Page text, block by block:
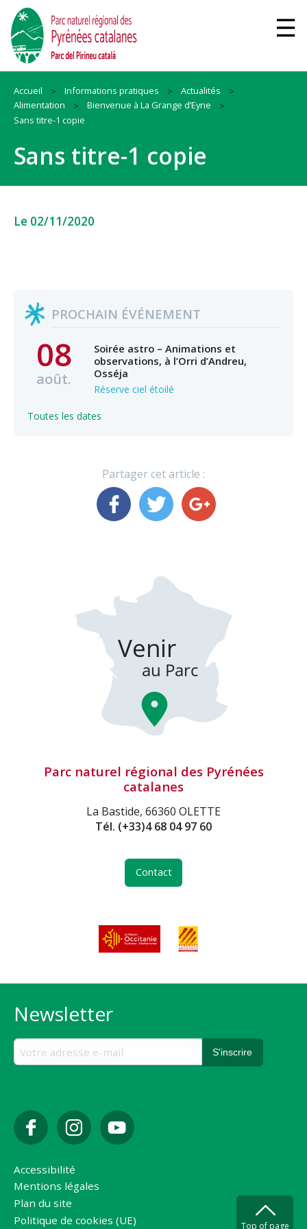
Accueil Informations pratiques
Actualités
Alimentation
Bienvenue à La Grange d’Eyne
Sans titre-1 copie
Sans titre-1 copie
Le 02/11/2020
PROCHAIN ÉVÉNEMENT
08
août.
Soirée astro – Animations et
observations, à l’Orri d’Andreu,
Osséja
Réserve ciel étoilé
Toutes les dates
Partager cet article :
Parc naturel régional des Pyrénées
catalanes
La Bastide, 66360 OLETTE
Tél. (+33)4 68 04 97 60
Contact
Newsletter
Accessibilité
Mentions légales
Plan du site
Politique de cookies (UE)
Top of page